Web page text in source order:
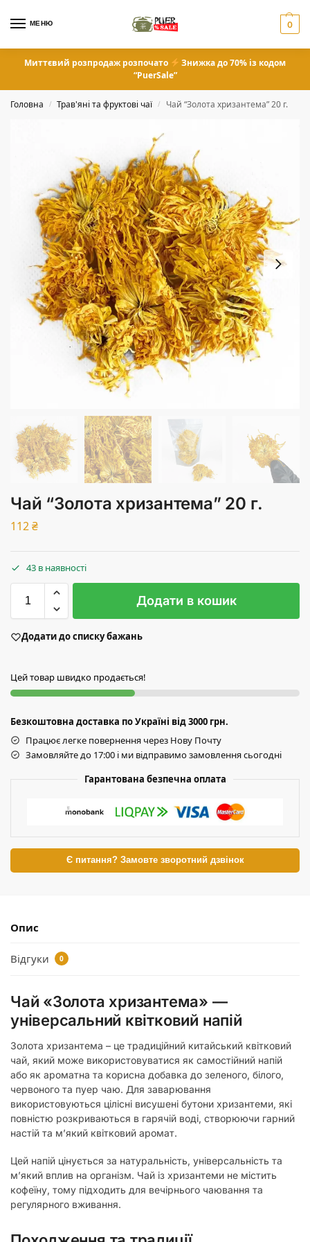
МЕНЮ 0
Миттєвий розпродаж розпочато
Знижка до 70% із кодом
“PuerSale”
Головна / Трав'яні та фруктові чаї / Чай “Золота хризантема” 20 г.
Чай “Золота хризантема” 20 г.
112₴
43 в наявності
Додати в кошик
Додати до списку бажань
Цей товар швидко продається!
Безкоштовна доставка по Україні від 3000 грн.
Працює легке повернення через Нову Почту
Замовляйте до 17:00 і ми відправимо замовлення сьогодні
Гарантована безпечна оплата
Є питання? Замовте зворотний дзвінок
Опис
Відгуки 0
Чай «Золота хризантема» —
універсальний квітковий напій
Золота хризантема – це традиційний китайський квітковий
чай, який може використовуватися як самостійний напій
або як ароматна та корисна добавка до зеленого, білого,
червоного та пуер чаю. Для заварювання
використовуються цілісні висушені бутони хризантеми, які
повністю розкриваються в гарячій воді, створюючи гарний
настій та м’який квітковий аромат.
Цей напій цінується за натуральність, універсальність та
м’який вплив на організм. Чай із хризантеми не містить
кофеїну, тому підходить для вечірнього чаювання та
регулярного вживання.